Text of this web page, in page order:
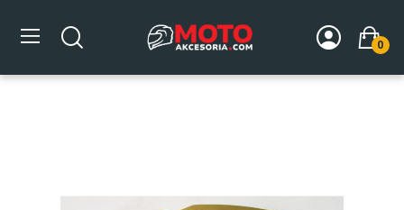
0
Strona główna DLA MOTOCYKLA
Układ hamulcowy